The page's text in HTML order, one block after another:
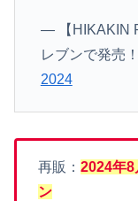
— 【HIKAKIN
レブンで発売
2024
再販： 2024年
ン